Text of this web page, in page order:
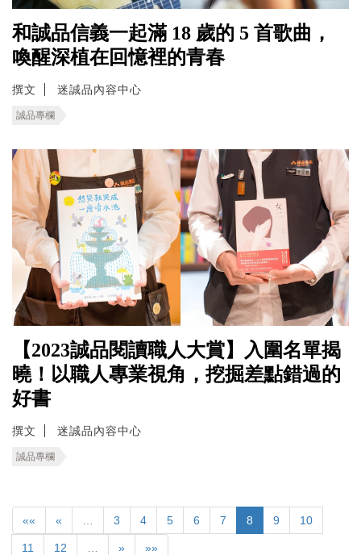
和誠品信義一起滿 18 歲的 5 首歌曲，
喚醒深植在回憶裡的青春
撰文 迷誠品內容中心
誠品專欄
【2023誠品閱讀職人大賞】入圍名單揭
曉！以職人專業視角，挖掘差點錯過的
好書
撰文 迷誠品內容中心
誠品專欄
«« « 3 4 5 6 7 8 9 10
11 12 » »»